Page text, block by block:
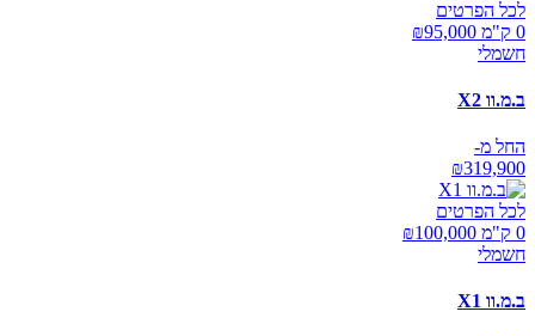
לכל הפרטים
0 ק"מ ₪
95,000
חשמלי
ב.מ.וו X2
החל מ-
₪319,900
לכל הפרטים
0 ק"מ ₪
100,000
חשמלי
ב.מ.וו X1